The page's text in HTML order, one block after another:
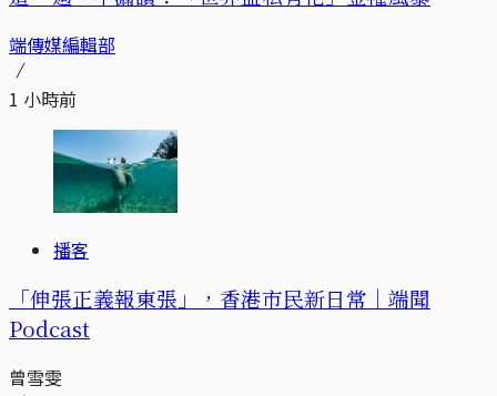
端傳媒編輯部
1 小時前
播客
「伸張正義報東張」，香港市民新日常｜端聞
Podcast
曾雪雯